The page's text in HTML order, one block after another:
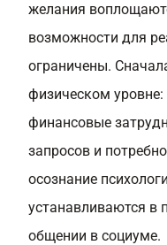
желания
возможности для
ограничены.
физическом
финансовые
запросов и
осознание
устанавливаются в
общении в социуме.